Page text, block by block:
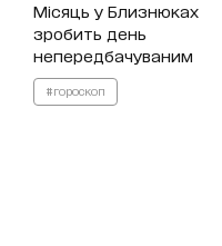
Місяць у Близнюках
зробить день
непередбачуваним
#гороскоп